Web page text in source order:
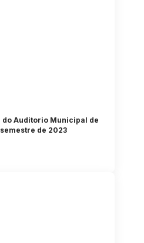
Auditorio Municipal de
de 2023